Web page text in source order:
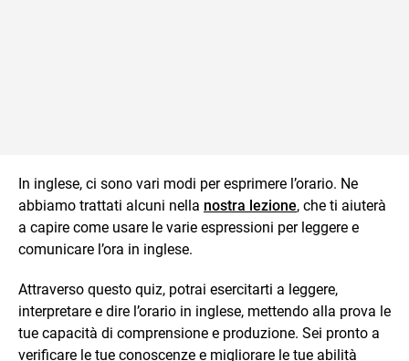
In inglese, ci sono vari modi per esprimere l’orario. Ne
abbiamo trattati alcuni nella nostra lezione, che ti aiuterà
a capire come usare le varie espressioni per leggere e
comunicare l’ora in inglese.
Attraverso questo quiz, potrai esercitarti a leggere,
interpretare e dire l’orario in inglese, mettendo alla prova le
tue capacità di comprensione e produzione. Sei pronto a
verificare le tue conoscenze e migliorare le tue abilità